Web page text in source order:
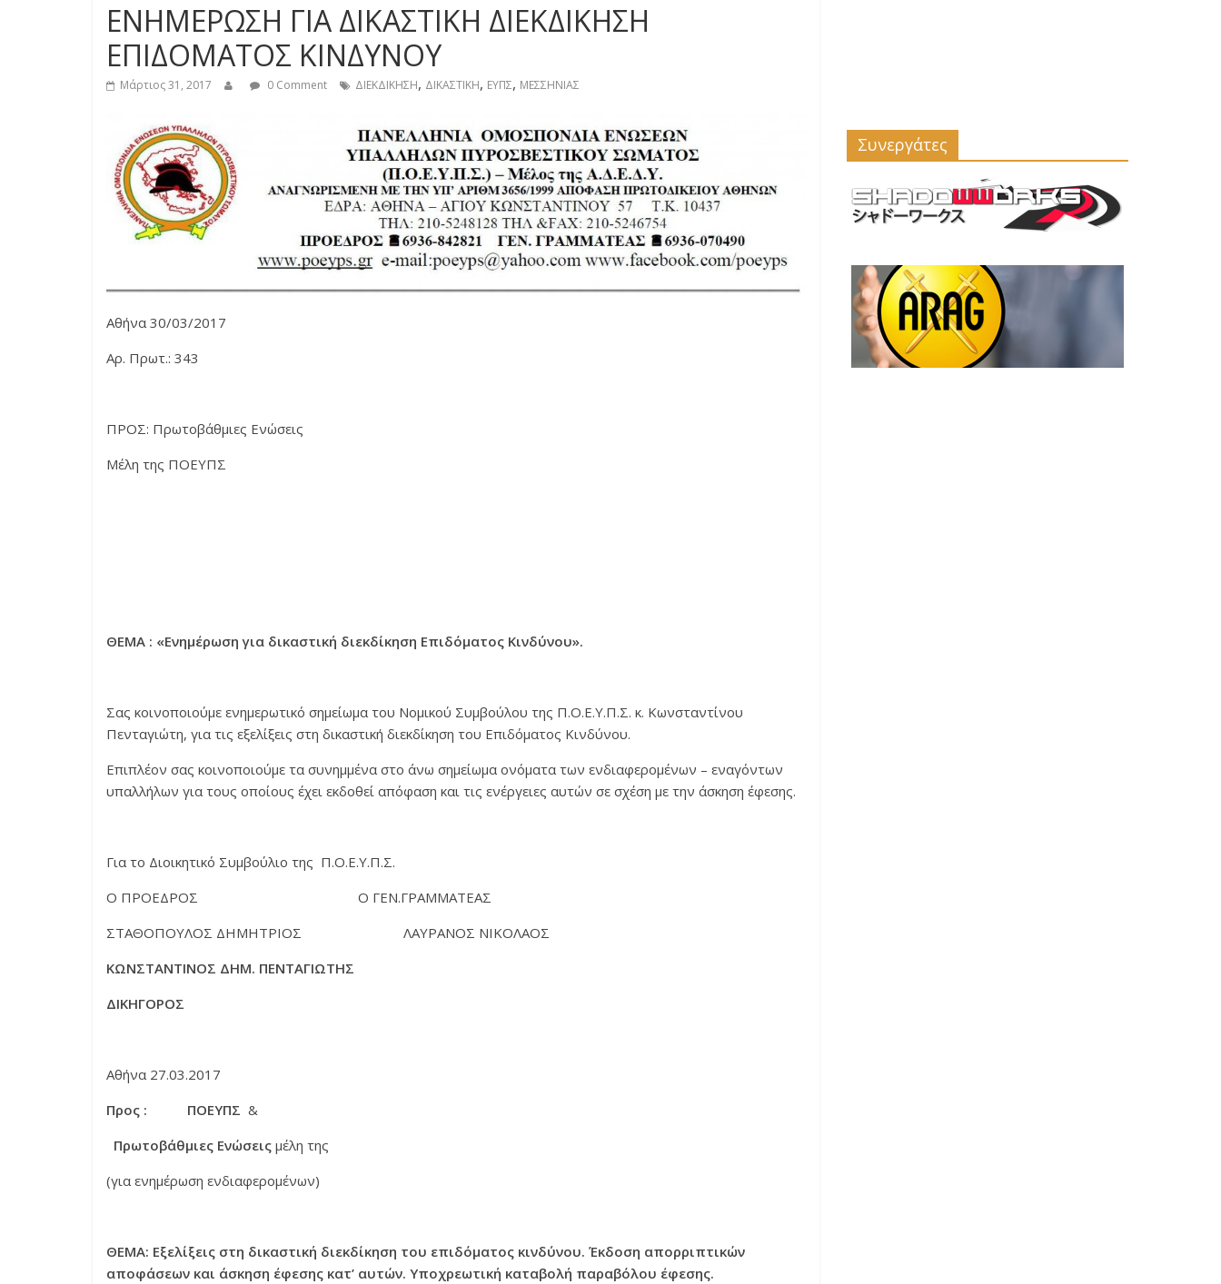
ΕΝΗΜΕΡΩΣΗ ΓΙΑ ΔΙΚΑΣΤΙΚΗ ΔΙΕΚΔΙΚΗΣΗ
ΕΠΙΔΟΜΑΤΟΣ ΚΙΝΔΥΝΟΥ
Μάρτιος 31, 2017 0 Comment ΔΙΕΚΔΙΚΗΣΗ, ΔΙΚΑΣΤΙΚΗ, ΕΥΠΣ, ΜΕΣΣΗΝΙΑΣ
Αθήνα 30/03/2017
Αρ. Πρωτ.: 343
ΠΡΟΣ: Πρωτοβάθμιες Ενώσεις
Μέλη της ΠΟΕΥΠΣ
ΘΕΜΑ : «Ενημέρωση για δικαστική διεκδίκηση Επιδόματος Κινδύνου».
Σας κοινοποιούμε ενημερωτικό σημείωμα του Νομικού Συμβούλου της Π.Ο.Ε.Υ.Π.Σ. κ. Κωνσταντίνου
Πενταγιώτη, για τις εξελίξεις στη δικαστική διεκδίκηση του Επιδόματος Κινδύνου.
Επιπλέον σας κοινοποιούμε τα συνημμένα στο άνω σημείωμα ονόματα των ενδιαφερομένων – εναγόντων
υπαλλήλων για τους οποίους έχει εκδοθεί απόφαση και τις ενέργειες αυτών σε σχέση με την άσκηση έφεσης.
Για το Διοικητικό Συμβούλιο της Π.Ο.Ε.Υ.Π.Σ.
Ο ΠΡΟΕΔΡΟΣ Ο ΓΕΝ.ΓΡΑΜΜΑΤΕΑΣ
ΣΤΑΘΟΠΟΥΛΟΣ ΔΗΜΗΤΡΙΟΣ ΛΑΥΡΑΝΟΣ ΝΙΚΟΛΑΟΣ
ΚΩΝΣΤΑΝΤΙΝΟΣ ΔΗΜ. ΠΕΝΤΑΓΙΩΤΗΣ
ΔΙΚΗΓΟΡΟΣ
Αθήνα 27.03.2017
Προς : ΠΟΕΥΠΣ &
Πρωτοβάθμιες Ενώσεις μέλη της
(για ενημέρωση ενδιαφερομένων)
ΘΕΜΑ: Εξελίξεις στη δικαστική διεκδίκηση του επιδόματος κινδύνου. Έκδοση απορριπτικών
αποφάσεων και άσκηση έφεσης κατ’ αυτών. Υποχρεωτική καταβολή παραβόλου έφεσης.
Συνεργάτες